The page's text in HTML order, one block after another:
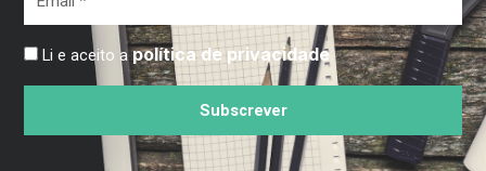
Li e aceito apolítica de privacidade
Subscrever